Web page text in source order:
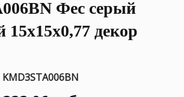
Фес серый
15x15x0,77 декор
KMD3STA006BN